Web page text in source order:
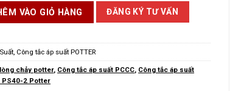
2 Potter số lượng
VÀO GIỎ HÀNG ĐĂNG KÝ TƯ VẤN
, Công tắc áp suất POTTER
chảy potter, Công tắc áp suất PCCC, Công tắc áp suất
PS40-2 Potter